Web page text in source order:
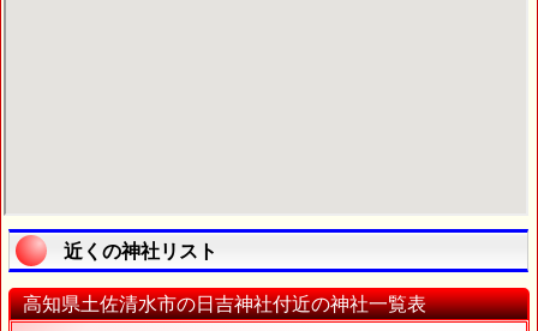
近くの神社リスト
高知県土佐清水市の日吉神社付近の神社一覧表